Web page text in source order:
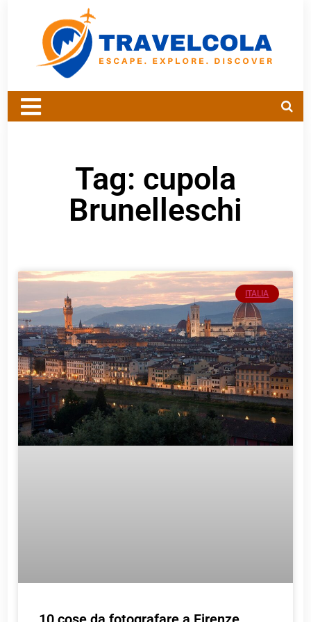
Tag: cupola
Brunelleschi
ITALIA